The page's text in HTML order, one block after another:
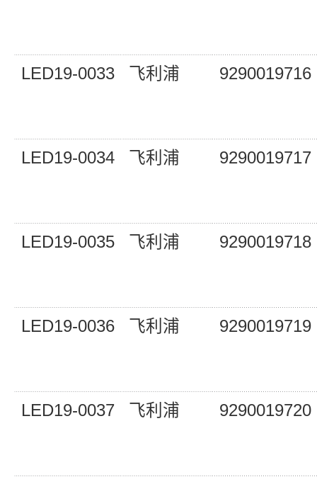
LED19-0033 飞利浦 9290019716
LED19-0034 飞利浦 9290019717
LED19-0035 飞利浦 9290019718
LED19-0036 飞利浦 9290019719
LED19-0037 飞利浦 9290019720